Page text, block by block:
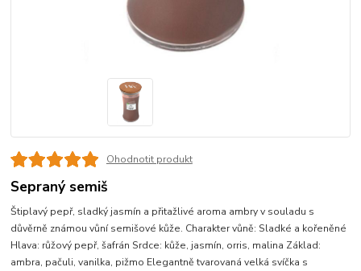
Ohodnotit produkt
Sepraný semiš
Štiplavý pepř, sladký jasmín a přitažlivé aroma ambry v souladu s
důvěrně známou vůní semišové kůže. Charakter vůně: Sladké a kořeněné
Hlava: růžový pepř, šafrán Srdce: kůže, jasmín, orris, malina Základ:
ambra, pačuli, vanilka, pižmo Elegantně tvarovaná velká svíčka s